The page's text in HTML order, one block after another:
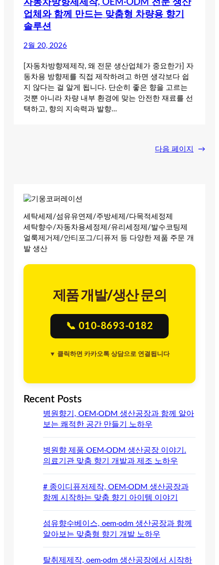
업체와 함께 만드는 맞춤형 차량용 향기
솔루션
2월 20, 2026
[자동차방향제제작, 왜 전문 생산업체가 중요한가] 자
동차용 방향제를 직접 제작하려고 하면 생각보다 쉽
지 않다는 걸 알게 됩니다. 단순히 좋은 향을 고르는
것뿐 아니라 차량 내부 환경에 맞는 안전한 재료를 선
택하고, 향의 지속력과 발향…
다음 페이지 →
세탁세제/섬유유연제/주방세제/다목적세정제
세탁향수/자동차용세정제/유리세정제/발수코팅제
얼룩제거제/안티포그/디퓨저 등 다양한 제품 주문 개
발 생산
제품 개발/생산 문의
📞 010-8693-0182
▼ 클릭하면 카카오톡 상담으로 연결됩니다
Recent Posts
병원향기, OEM·ODM 생산공장과 함께 알아
보는 쾌적한 공간 만들기 노하우
병원향 제품 OEM·ODM 생산공장 이야기.
의료기관 맞춤 향기 개발과 제조 노하우
# 종이디퓨저제작, OEM·ODM 생산공장과
함께 시작하는 맞춤 향기 아이템 이야기
섬유향수베이스, oem·odm 생산공장과 함께
알아보는 맞춤형 향기 개발 노하우
탈취제제작, oem·odm 생산공장에서 시작하